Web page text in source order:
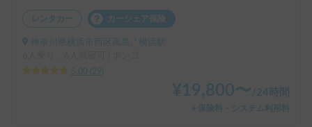
レンタカー カーシェア保険
神奈川県横浜市西区高島, ' 横浜駅
5.00
29
¥ 19,800〜 /24時間
＋保険料・システム利用料